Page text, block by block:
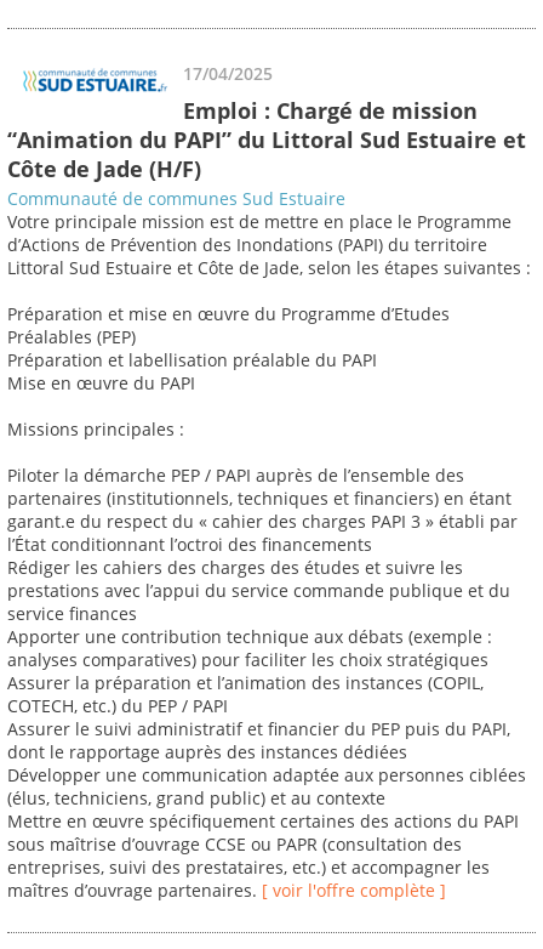
17/04/2025
Emploi : Chargé de mission
“Animation du PAPI” du Littoral Sud Estuaire et
Côte de Jade (H/F)
Communauté de communes Sud Estuaire
Votre principale mission est de mettre en place le Programme
d’Actions de Prévention des Inondations (PAPI) du territoire
Littoral Sud Estuaire et Côte de Jade, selon les étapes suivantes :
Préparation et mise en œuvre du Programme d’Etudes
Préalables (PEP)
Préparation et labellisation préalable du PAPI
Mise en œuvre du PAPI
Missions principales :
Piloter la démarche PEP / PAPI auprès de l’ensemble des
partenaires (institutionnels, techniques et financiers) en étant
garant.e du respect du « cahier des charges PAPI 3 » établi par
l’État conditionnant l’octroi des financements
Rédiger les cahiers des charges des études et suivre les
prestations avec l’appui du service commande publique et du
service finances
Apporter une contribution technique aux débats (exemple :
analyses comparatives) pour faciliter les choix stratégiques
Assurer la préparation et l’animation des instances (COPIL,
COTECH, etc.) du PEP / PAPI
Assurer le suivi administratif et financier du PEP puis du PAPI,
dont le rapportage auprès des instances dédiées
Développer une communication adaptée aux personnes ciblées
(élus, techniciens, grand public) et au contexte
Mettre en œuvre spécifiquement certaines des actions du PAPI
sous maîtrise d’ouvrage CCSE ou PAPR (consultation des
entreprises, suivi des prestataires, etc.) et accompagner les
maîtres d’ouvrage partenaires. [ voir l'offre complète ]